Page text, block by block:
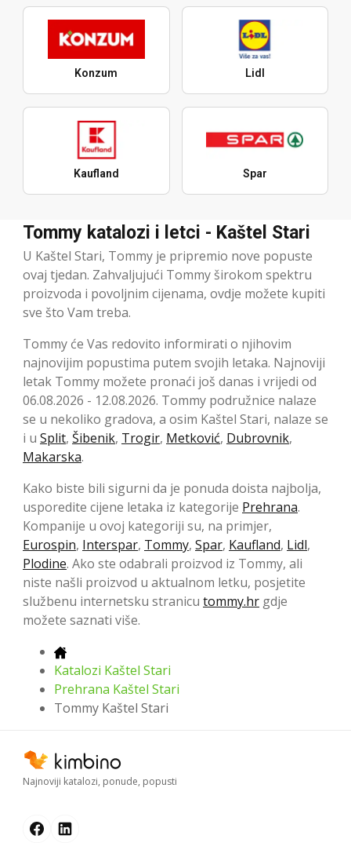
Konzum Lidl
Kaufland Spar
Tommy katalozi i letci - Kaštel Stari
U Kaštel Stari, Tommy je pripremio nove popuste
ovaj tjedan. Zahvaljujući Tommy širokom spektru
proizvoda i povoljnim cijenama, ovdje možete kupiti
sve što Vam treba.
Tommy će Vas redovito informirati o njihovim
najnovijim popustima putem svojih letaka. Najnoviji
letak Tommy možete pronaći još danas i vrijedi od
06.08.2026 - 12.08.2026. Tommy podružnice nalaze
se u nekoliko gradova, a osim Kaštel Stari, nalaze se
i u Split, Šibenik, Trogir, Metković, Dubrovnik,
Makarska.
Kako biste bili sigurni da je ponuda doista najbolja,
usporedite cijene letaka iz kategorije Prehrana.
Kompanije u ovoj kategoriji su, na primjer,
Eurospin, Interspar, Tommy, Spar, Kaufland, Lidl,
Plodine. Ako ste odabrali proizvod iz Tommy, ali
niste našli proizvod u aktualnom letku, posjetite
službenu internetsku stranicu tommy.hr gdje
možete saznati više.
Katalozi Kaštel Stari
Prehrana Kaštel Stari
Tommy Kaštel Stari
Najnoviji katalozi, ponude, popusti